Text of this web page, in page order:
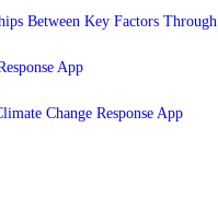
Between Key Factors
App
Change Response App